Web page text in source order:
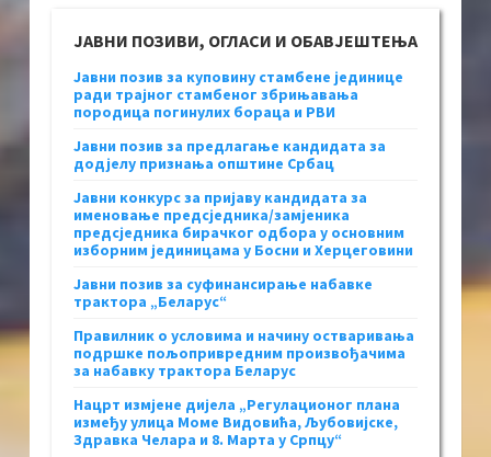
ЈАВНИ ПОЗИВИ, ОГЛАСИ И ОБАВЈЕШТЕЊА
Јавни позив за куповину стамбене јединице
ради трајног стамбеног збрињавања
породица погинулих бораца и РВИ
Јавни позив за предлагање кандидата за
додјелу признања општине Србац
Јавни конкурс за пријаву кандидата за
именовање предсједника/замјеника
предсједника бирачког одбора у основним
изборним јединицама у Босни и Херцеговини
Јавни позив за суфинансирање набавке
трактора „Беларус“
Правилник о условима и начину остваривања
подршке пољопривредним произвођачима
за набавку трактора Беларус
Нацрт измјене дијела „Регулационог плана
између улица Моме Видовића, Љубовијске,
Здравка Челара и 8. Марта у Српцу“